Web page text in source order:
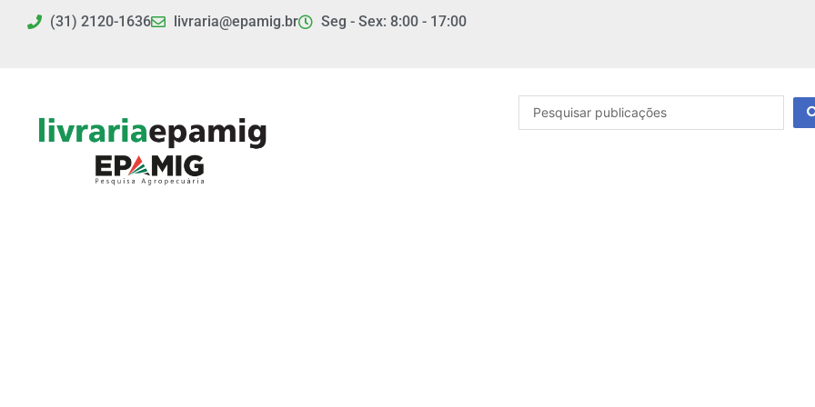
(31) 2120-1636 livraria@epamig.br Seg - Sex: 8:00 - 17:00
Pesquisar
...